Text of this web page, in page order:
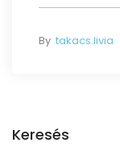
By takacs.livia
Keresés